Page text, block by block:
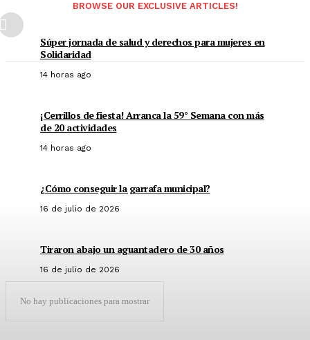
BROWSE OUR EXCLUSIVE ARTICLES!
Súper jornada de salud y derechos para mujeres en
Solidaridad
14 horas ago
¡Cerrillos de fiesta! Arranca la 59° Semana con más
de 20 actividades
14 horas ago
¿Cómo conseguir la garrafa municipal?
16 de julio de 2026
Tiraron abajo un aguantadero de 30 años
16 de julio de 2026
No hay publicaciones para mostrar